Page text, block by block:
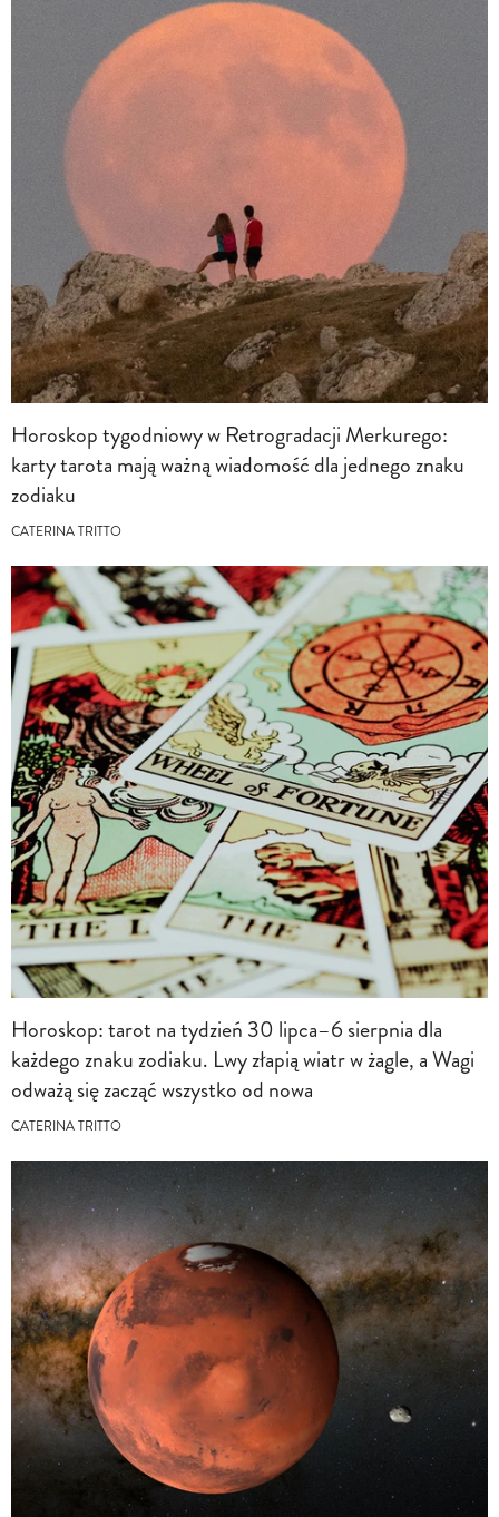
Horoskop tygodniowy w Retrogradacji Merkurego:
karty tarota mają ważną wiadomość dla jednego znaku
zodiaku
CATERINA TRITTO
Horoskop: tarot na tydzień 30 lipca–6 sierpnia dla
każdego znaku zodiaku. Lwy złapią wiatr w żagle, a Wagi
odważą się zacząć wszystko od nowa
CATERINA TRITTO